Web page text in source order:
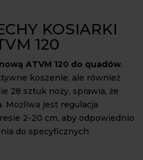
KOSIARKI
120
ATVM 120 do quadów,
koszenie, ale również
28 sztuk noży, sprawia, że
Możliwa jest regulacja
2-20 cm, aby odpowiednio
do specyficznych